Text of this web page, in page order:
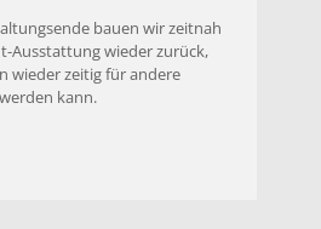
bauen wir zeitnah
Ausstattung wieder zurück,
wieder zeitig für andere
kann.